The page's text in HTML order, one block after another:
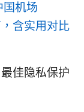
国机场
含实用对比
佳隐私保护